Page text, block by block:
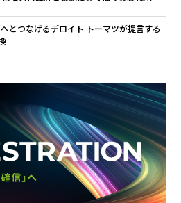
とつなげる――デロイト トーマツが提言する